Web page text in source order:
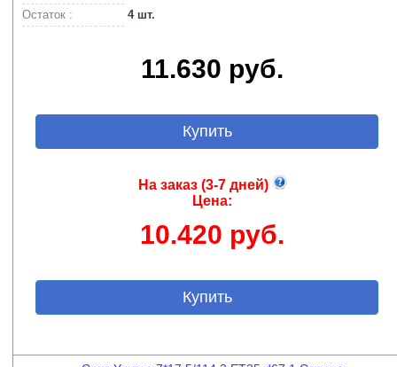
Остаток : 4 шт.
11.630 руб.
Купить
На заказ (3-7 дней)
Цена:
10.420 руб.
Купить